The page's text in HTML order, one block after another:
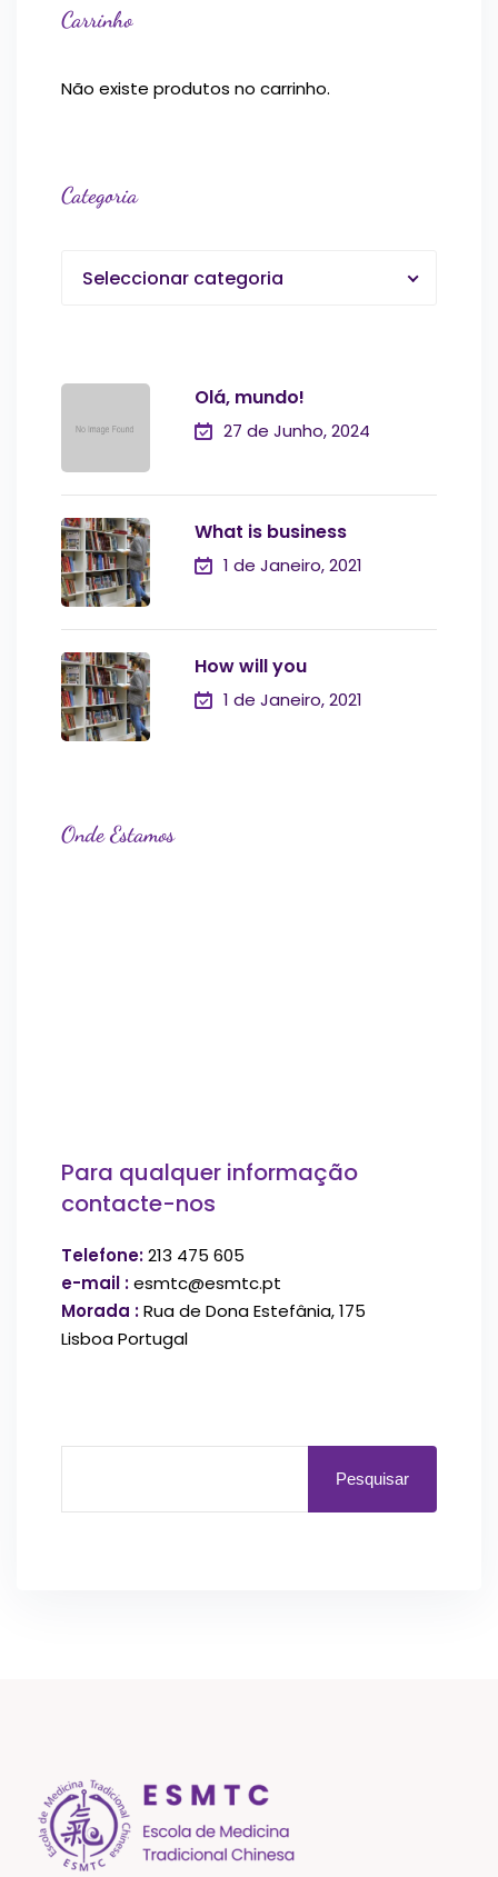
Carrinho
Não existe produtos no carrinho.
Categoria
Seleccionar categoria
Olá, mundo!
27 de Junho, 2024
What is business
1 de Janeiro, 2021
How will you
1 de Janeiro, 2021
Onde Estamos
Para qualquer informação
contacte-nos
Telefone:213 475 605
e-mail :esmtc@esmtc.pt
Morada :Rua de Dona Estefânia, 175
Lisboa Portugal
Pesquisar